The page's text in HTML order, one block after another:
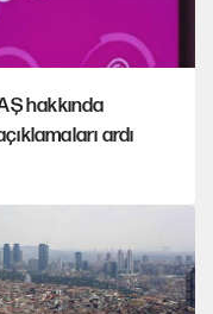
hakkında
ardı